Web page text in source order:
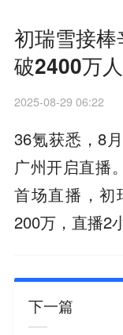
初瑞雪接
破2400万人
2025-08-29 06:22
36氪获悉，8
广州开启直播
首场直播，初
200万，直播2
下一篇